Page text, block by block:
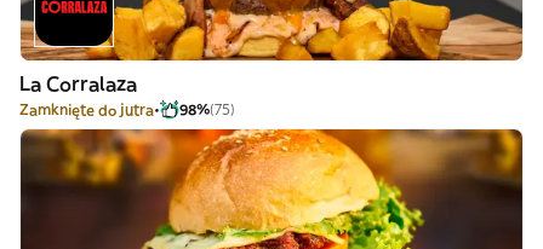
La Corralaza
Zamknięte do jutra 98%(75)